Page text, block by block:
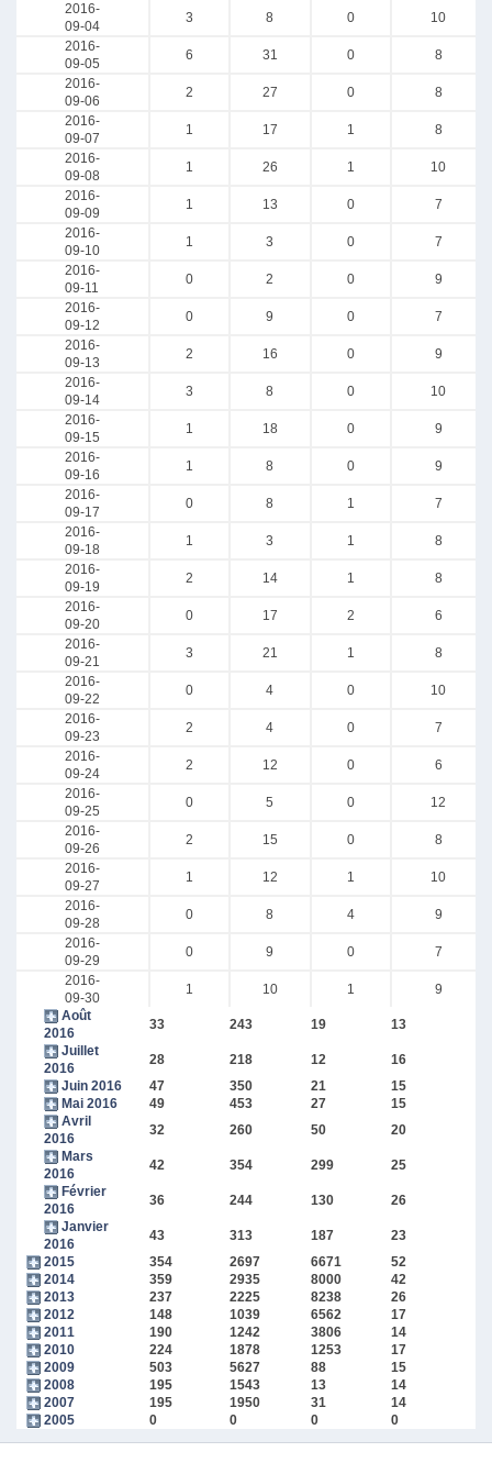
2016-
09-04
3 8 0
10
2016-
09-05
6 31 0
8
2016-
09-06
2 27 0
8
2016-
09-07
1 17 1
8
2016-
09-08
1 26 1
10
2016-
09-09
1 13 0
7
2016-
09-10
1 3 0
7
2016-
09-11
0 2 0
9
2016-
09-12
0 9 0
7
2016-
09-13
2 16 0
9
2016-
09-14
3 8 0
10
2016-
09-15
1 18 0
9
2016-
09-16
1 8 0
9
2016-
09-17
0 8 1
7
2016-
09-18
1 3 1
8
2016-
09-19
2 14 1
8
2016-
09-20
0 17 2
6
2016-
09-21
3 21 1
8
2016-
09-22
0 4 0
10
2016-
09-23
2 4 0
7
2016-
09-24
2 12 0
6
2016-
09-25
0 5 0
12
2016-
09-26
2 15 0
8
2016-
09-27
1 12 1
10
2016-
09-28
0 8 4
9
2016-
09-29
0 9 0
7
2016-
09-30
1 10 1
9
Août
2016
33 243 19 13
Juillet
2016
28 218 12 16
Juin 2016
47 350 21 15
Mai 2016
49 453 27 15
Avril
2016
32 260 50 20
Mars
2016
42 354 299 25
Février
2016
36 244 130 26
Janvier
2016
43 313 187 23
2015
354 2697 6671 52
2014
359 2935 8000 42
2013
237 2225 8238 26
2012
148 1039 6562 17
2011
190 1242 3806 14
2010
224 1878 1253 17
2009
503 5627 88 15
2008
195 1543 13 14
2007
195 1950 31 14
2005
0 0 0 0